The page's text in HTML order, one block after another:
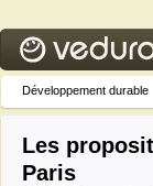
Développement durable
Les
Paris